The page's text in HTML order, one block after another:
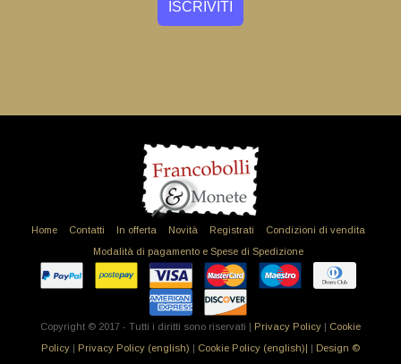
Home Contatti In offerta Novità Registrati
Condizioni di vendita
Modalità di pagamento e Spese di Spedizione
Copyright © 2017 - Tutti i diritti sono riservati | Privacy Policy | Cookie
Policy | Privacy Policy (english) | Cookie Policy (english)| | Design ©